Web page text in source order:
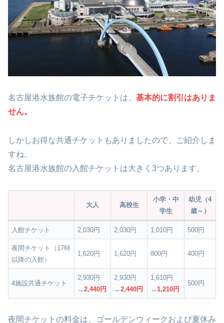
名古屋港水族館の電子チケットは、 基本的に割引はありま
せん。
しかしお得な共通チケットもありましたので、ご紹介しま
すね。
名古屋港水族館の入館チケットは大きく3つあります。
大人 高校生
小学・中
学生
幼児（4
歳～）
入館チケット 2,030円 2,030円 1,010円 500円
夜間チケット（17時
以降の入館）
1,620円 1,620円 800円 400円
4施設共通チケット
2,930円
→2,440円
2,930円
→2,440円
1,610円
→ 1,210円
500円
夜間チケットの料金は、ゴールデンウィークおよび夏休み